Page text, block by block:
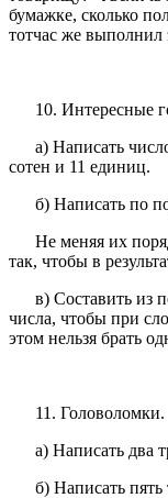
бумажке, сколько
тотчас же выполнил
10. Интересные
а) Написать число,
сотен и 11 единиц.
б) Написать по
Не меняя их
так, чтобы в
в) Составить из
числа, чтобы при
этом нельзя брать
11. Головоломки.
а) Написать два
б) Написать пять